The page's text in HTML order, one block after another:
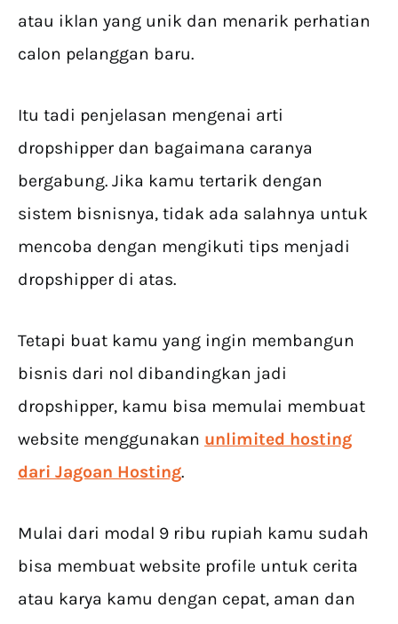
atau iklan yang unik dan menarik perhatian
calon pelanggan baru.
Itu tadi penjelasan mengenai arti
dropshipper dan bagaimana caranya
bergabung. Jika kamu tertarik dengan
sistem bisnisnya, tidak ada salahnya untuk
mencoba dengan mengikuti tips menjadi
dropshipper di atas.
Tetapi buat kamu yang ingin membangun
bisnis dari nol dibandingkan jadi
dropshipper, kamu bisa memulai membuat
website menggunakan unlimited hosting
dari Jagoan Hosting.
Mulai dari modal 9 ribu rupiah kamu sudah
bisa membuat website profile untuk cerita
atau karya kamu dengan cepat, aman dan